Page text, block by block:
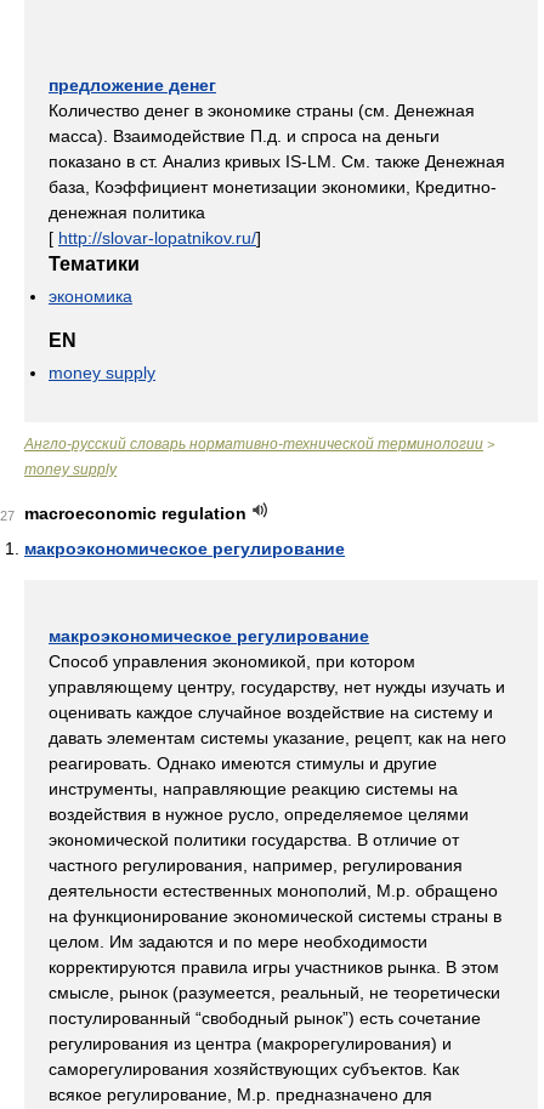
предложение денег
Количество денег в экономике страны (см. Денежная
масса). Взаимодействие П.д. и спроса на деньги
показано в ст. Анализ кривых IS-LM. См. также Денежная
база, Коэффициент монетизации экономики, Кредитно-
денежная политика
[ http://slovar-lopatnikov.ru/]
Тематики
экономика
EN
money supply
Англо-русский словарь нормативно-технической терминологии >
money supply
macroeconomic regulation
макроэкономическое регулирование
макроэкономическое регулирование
Способ управления экономикой, при котором
управляющему центру, государству, нет нужды изучать и
оценивать каждое случайное воздействие на систему и
давать элементам системы указание, рецепт, как на него
реагировать. Однако имеются стимулы и другие
инструменты, направляющие реакцию системы на
воздействия в нужное русло, определяемое целями
экономической политики государства. В отличие от
частного регулирования, например, регулирования
деятельности естественных монополий, М.р. обращено
на функционирование экономической системы страны в
целом. Им задаются и по мере необходимости
корректируются правила игры участников рынка. В этом
смысле, рынок (разумеется, реальный, не теоретически
постулированный “свободный рынок”) есть сочетание
регулирования из центра (макрорегулирования) и
саморегулирования хозяйствующих субъектов. Как
всякое регулирование, М.р. предназначено для